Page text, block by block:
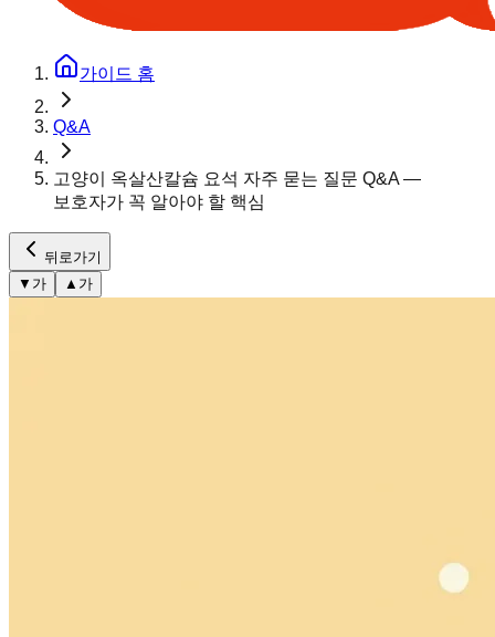
가이드 홈
Q&A
고양이 옥살산칼슘 요석 자주 묻는 질문 Q&A —
보호자가 꼭 알아야 할 핵심
뒤로가기
▼ 가 ▲ 가